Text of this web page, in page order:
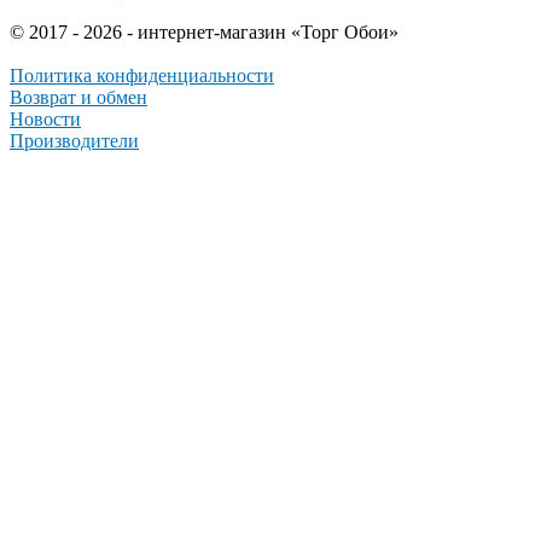
© 2017 - 2026 - интернет-магазин «Торг Обои»
Политика конфиденциальности
Возврат и обмен
Новости
Производители